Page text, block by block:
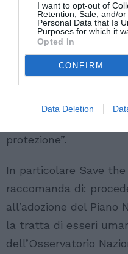
I want to opt-out of
Retention, Sale, and/
Personal Data that Is
Purposes for which it
Opted In
CONFIRM
Data Deletion
"In Italia – nota
avanti considerevoli
tutela delle vittime
usufruisce – come
di questo mercato.
rafforzare gli
protezione”.
In particolare Save
raccomanda di:
all’adozione del Piano
la tratta di esseri
dell’Osservatorio